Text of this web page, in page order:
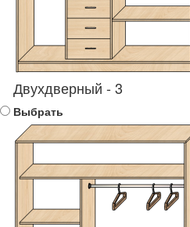
Двухдверный - 3
Выбрать